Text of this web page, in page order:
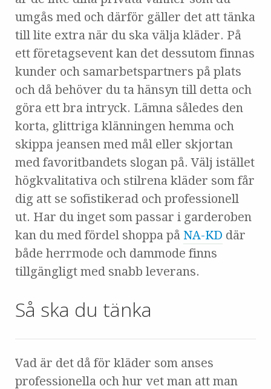
umgås med och därför gäller det att tänka
till lite extra när du ska välja kläder. På
ett företagsevent kan det dessutom finnas
kunder och samarbetspartners på plats
och då behöver du ta hänsyn till detta och
göra ett bra intryck. Lämna således den
korta, glittriga klänningen hemma och
skippa jeansen med mål eller skjortan
med favoritbandets slogan på. Välj istället
högkvalitativa och stilrena kläder som får
dig att se sofistikerad och professionell
ut. Har du inget som passar i garderoben
kan du med fördel shoppa på NA-KD där
både herrmode och dammode finns
tillgängligt med snabb leverans.
Så ska du tänka
Vad är det då för kläder som anses
professionella och hur vet man att man